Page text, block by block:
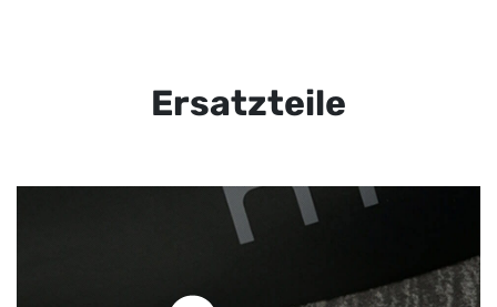
Ersatzteile